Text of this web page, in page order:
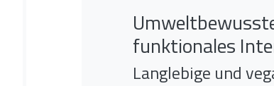
funktionales
Langlebige und